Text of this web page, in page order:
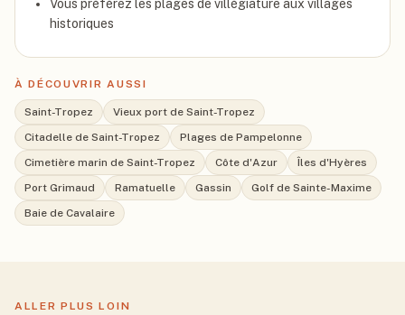
Vous préférez les plages de villégiature aux villages
historiques
À DÉCOUVRIR AUSSI
Saint-Tropez
Vieux port de Saint-Tropez
Citadelle de Saint-Tropez
Plages de Pampelonne
Cimetière marin de Saint-Tropez
Côte d'Azur
Îles d'Hyères
Port Grimaud
Ramatuelle Gassin
Golf de Sainte-Maxime
Baie de Cavalaire
ALLER PLUS LOIN